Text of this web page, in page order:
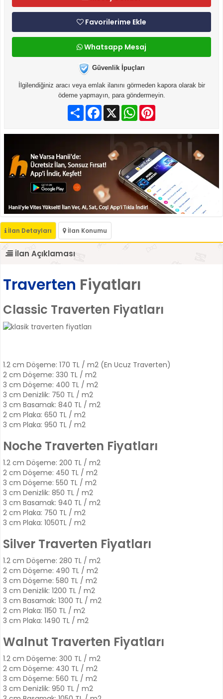
Favorilerime Ekle
Whatsapp Mesaj
Güvenlik İpuçları
İlgilendiğiniz aracı veya emlak ilanını görmeden kapora olarak bir
ödeme yapmayın, para göndermeyin.
PaylaşFacebook
X WhatsApp
İlan Detayları İlan Konumu
İlan Açıklaması
Traverten Fiyatları
Classic Traverten Fiyatları
1.2 cm Döşeme: 170 TL / m2 (En Ucuz Traverten)
2 cm Döşeme: 330 TL / m2
3 cm Döşeme: 400 TL / m2
3 cm Denizlik: 750 TL / m2
3 cm Basamak: 840 TL / m2
2 cm Plaka: 650 TL / m2
3 cm Plaka: 950 TL / m2
Noche Traverten Fiyatları
1.2 cm Döşeme: 200 TL / m2
2 cm Döşeme: 450 TL / m2
3 cm Döşeme: 550 TL / m2
3 cm Denizlik: 850 TL / m2
3 cm Basamak: 940 TL / m2
2 cm Plaka: 750 TL / m2
3 cm Plaka: 1050TL / m2
Silver Traverten Fiyatları
1.2 cm Döşeme: 280 TL / m2
2 cm Döşeme: 490 TL / m2
3 cm Döşeme: 580 TL / m2
3 cm Denizlik: 1200 TL / m2
3 cm Basamak: 1300 TL / m2
2 cm Plaka: 1150 TL / m2
3 cm Plaka: 1490 TL / m2
Walnut Traverten Fiyatları
1.2 cm Döşeme: 300 TL / m2
2 cm Döşeme: 430 TL / m2
3 cm Döşeme: 560 TL / m2
3 cm Denizlik: 950 TL / m2